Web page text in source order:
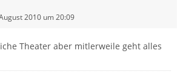
2010 um 20:09
Theater aber mitlerweile geht alles